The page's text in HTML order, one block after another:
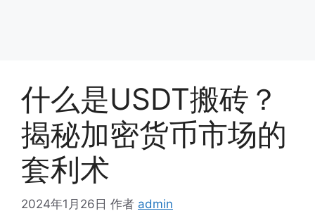
什么是USDT搬砖？
揭秘加密货币市场的
套利术
2024年1月26日 作者 admin